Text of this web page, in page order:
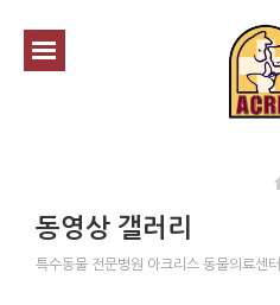
동영상 갤러리
특수동물 전문병원 아크리스 동물의료센터